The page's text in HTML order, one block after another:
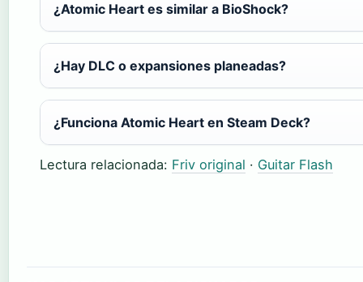
¿Atomic Heart es similar a BioShock?
¿Hay DLC o expansiones planeadas?
¿Funciona Atomic Heart en Steam Deck?
Lectura relacionada: Friv original · Guitar Flash